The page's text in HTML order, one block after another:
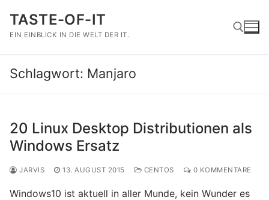
Inhalt
springen
TASTE-OF-IT
EIN EINBLICK IN DIE WELT DER IT.
Suchen nach:
Schlagwort: Manjaro
20 Linux Desktop Distributionen als
Windows Ersatz
JARVIS 13. AUGUST 2015 CENTOS 0 KOMMENTARE
Windows10 ist aktuell in aller Munde, kein Wunder es